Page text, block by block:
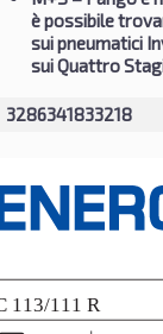
è possibile
sui pneumatici
sui Quattro
3286341833218